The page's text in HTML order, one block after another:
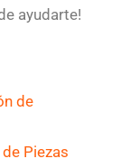
ayudarte!
de
Piezas